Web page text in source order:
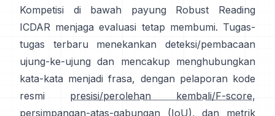
Kompetisi di bawah
payung Robust Reading
ICDAR menjaga evaluasi tetap membumi. Tugas-
tugas terbaru menekankan deteksi/pembacaan
ujung-ke-ujung dan mencakup menghubungkan
kata-kata menjadi frasa, dengan pelaporan kode
resmi
presisi/perolehan kembali/F-score,
persimpangan-atas-gabungan (IoU), dan metrik